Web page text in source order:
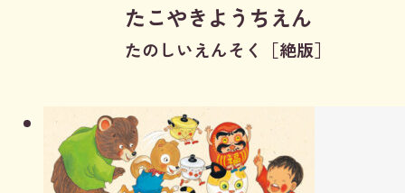
たこやきようちえん
たのしいえんそく［絶版］